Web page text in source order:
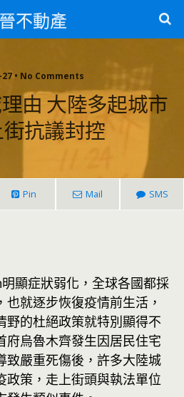
不動產
27 • No Comments
由 大陸多起城市
抗議封控
Pin Mail SMS
顯症狀弱化，全球各國都採
就逐步恢復疫情前生活，
野的杜絕政策就特別顯得不
府烏魯木齊發生因居民住宅
致嚴重死傷後，許多大陸城
政策，走上街頭與執法單位